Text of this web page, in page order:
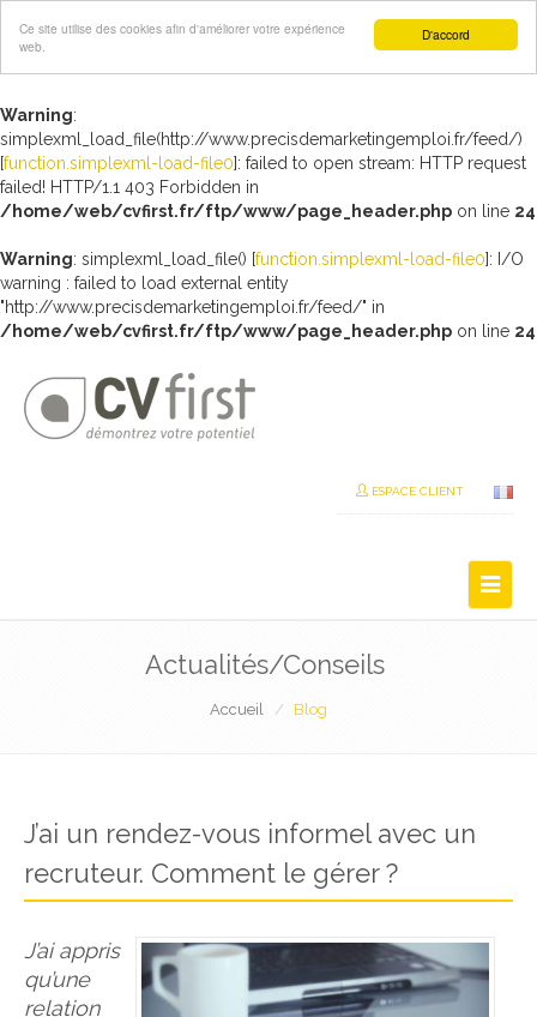
D'accord
Ce site utilise des cookies afin d'améliorer votre expérience
web.
Warning:
simplexml_load_file(http://www.precisdemarketingemploi.fr/feed/)
[function.simplexml-load-file0]: failed to open stream: HTTP request
failed! HTTP/1.1 403 Forbidden in
/home/web/cvfirst.fr/ftp/www/page_header.php on line 24
Warning: simplexml_load_file() [function.simplexml-load-file0]: I/O
warning : failed to load external entity
"http://www.precisdemarketingemploi.fr/feed/" in
/home/web/cvfirst.fr/ftp/www/page_header.php on line 24
ESPACE CLIENT
Actualités/Conseils
Accueil Blog
J’ai un rendez-vous informel avec un
recruteur. Comment le gérer ?
J’ai appris
qu’une
relation